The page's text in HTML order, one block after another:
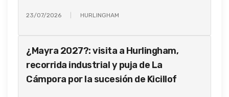
23/07/2026 HURLINGHAM
¿Mayra 2027?: visita a Hurlingham,
recorrida industrial y puja de La
Cámpora por la sucesión de Kicillof